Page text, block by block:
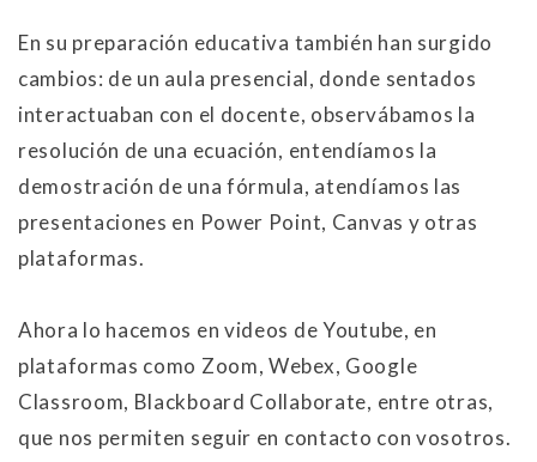
En su preparación educativa también han surgido
cambios: de un aula presencial, donde sentados
interactuaban con el docente, observábamos la
resolución de una ecuación, entendíamos la
demostración de una fórmula, atendíamos las
presentaciones en Power Point, Canvas y otras
plataformas.
Ahora lo hacemos en videos de Youtube, en
plataformas como Zoom, Webex, Google
Classroom, Blackboard Collaborate, entre otras,
que nos permiten seguir en contacto con vosotros.